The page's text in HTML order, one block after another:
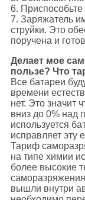
6.
7. Заряжатель
струйки. Это
поручена и
Делает мое
пользе? Что
Все батареи
времени
нет. Это значит
вниз до 0% над
используется
исправляет эту
Тариф
на типе химии
более высокие
вышли внутри